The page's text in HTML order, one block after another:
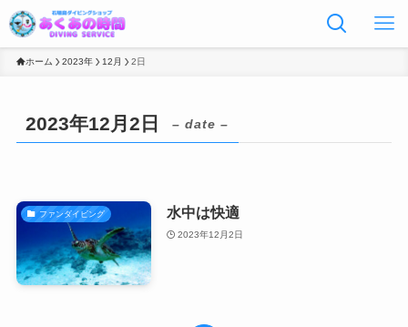
ホーム 2023年 12月 2日
2023年12月2日 – date –
ファンダイビング 水中は快適
2023年12月2日